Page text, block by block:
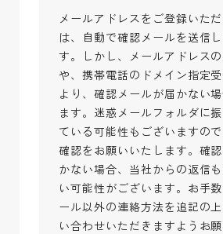
メールアドレスをご登録いた
は、自動で確認メールを送信
す。しかし、メールアドレス
や、携帯電話のドメイン指定
より、確認メールが届かない
ます。迷惑メールフォルダに
ている可能性もございますの
確認をお願いいたします。確
かない場合、当社からの返信
い可能性がございます。お手
ール以外の連絡方法を追記の
い合わせいただきますようお